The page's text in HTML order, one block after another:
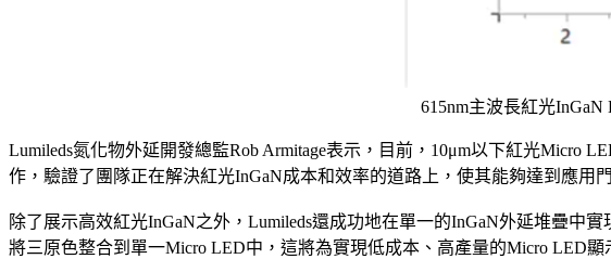
615nm主波長紅光
Lumileds氮化物外延開發總監Rob Armitage表示，目前，10μm以下紅光Micro
作，驗證了團隊正在解決紅光InGaN成本和效率的道路上，使其能夠達到應用
除了展示高效紅光InGaN之外，Lumileds還成功地在單一的InGaN外延堆疊中
將三原色整合到單一Micro LED中，這將為實現低成本、高產量的Micro LED